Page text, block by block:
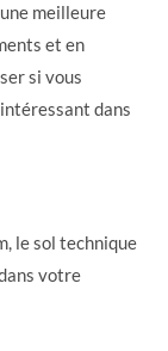
meilleure
et en
si vous
dans
le sol technique
votre